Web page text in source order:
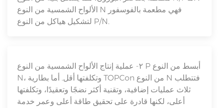
الألواح الشمسية من النوع N فهي مطعمة بالفوسفور
لتشكيل هياكل من النوع P/N.
٢- عملية إنتاج الألواح الشمسية من النوع P أبسط من النوع
N، وتكلفتها أقل. أما بطارية TOPCon من النوع N فتتطلب
ثلاث عمليات إضافية، وتقنية أكثر نضجًا وتعقيدًا، وتكلفتها
أعلى، لكنها قادرة على تحقيق طاقة أعلى وعمر خدمة